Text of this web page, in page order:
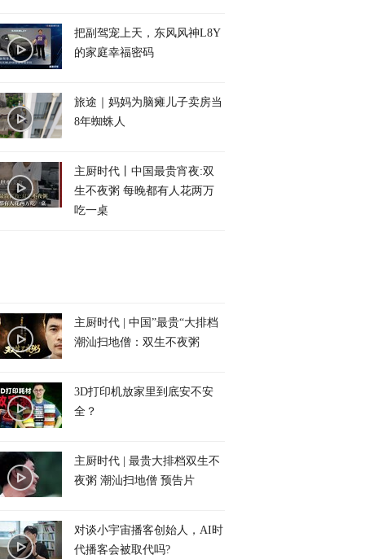
把副驾宠上天，东风风神L8Y
的家庭幸福密码
旅途｜妈妈为脑瘫儿子卖房当
8年蜘蛛人
主厨时代丨中国最贵宵夜:双
生不夜粥 每晚都有人花两万
吃一桌
主厨时代 | 中国”最贵“大排档
潮汕扫地僧：双生不夜粥
3D打印机放家里到底安不安
全？
主厨时代 | 最贵大排档双生不
夜粥 潮汕扫地僧 预告片
对谈小宇宙播客创始人，AI时
代播客会被取代吗?